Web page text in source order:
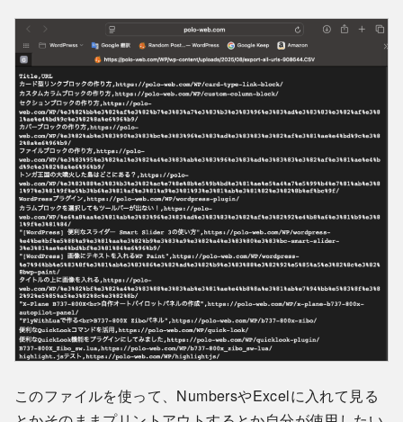
このファイルを使って、NumbersやExcelに入れて見る